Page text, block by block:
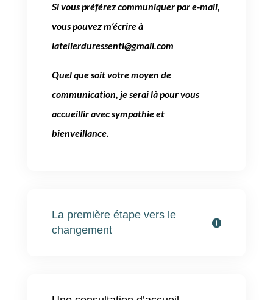
Si vous préférez communiquer par e-mail,
vous pouvez m’écrire à
latelierduressenti@gmail.com
Quel que soit votre moyen de
communication, je serai là pour vous
accueillir avec sympathie et
bienveillance.
La première étape vers le
changement